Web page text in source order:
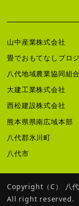
山中産業株式会社
畳でおもてなしプロ
八代地域農業協同組合
大建工業株式会社
西松建設株式会社
熊本県県南広域本部
八代郡氷川町
八代市
Copyright（C） 八
All right reserved.